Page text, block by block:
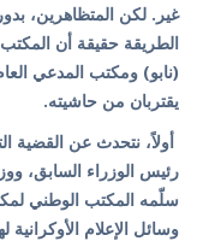
غير. لكن المتظاهرين،
الطريقة حقيقة أن
(نابو) ومكتب المدعي
يقتربان من حاشيته.
أولاً، نتحدث عن القضية
رئيس الوزراء السابق،
سلّمه المكتب الوطني
وسائل الإعلام